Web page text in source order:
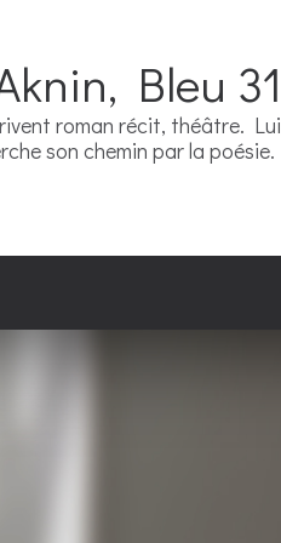
Bleu 31
roman récit, théâtre. Lui
son chemin par la poésie.